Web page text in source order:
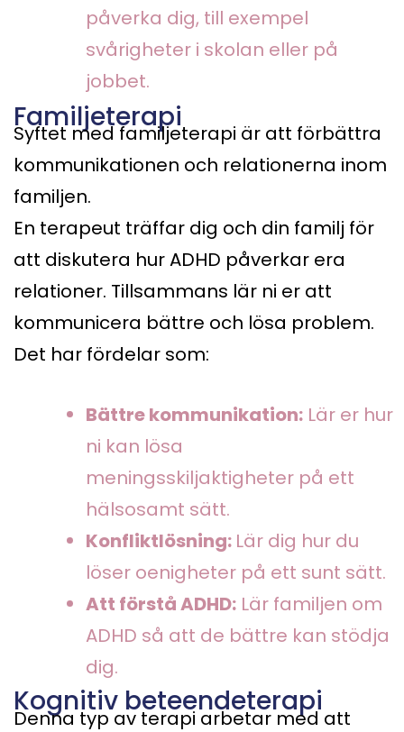
påverka dig, till exempel
svårigheter i skolan eller på
jobbet.
Familjeterapi
Syftet med familjeterapi är att förbättra
kommunikationen och relationerna inom
familjen.
En terapeut träffar dig och din familj för
att diskutera hur ADHD påverkar era
relationer. Tillsammans lär ni er att
kommunicera bättre och lösa problem.
Det har fördelar som:
Bättre kommunikation: Lär er hur
ni kan lösa
meningsskiljaktigheter på ett
hälsosamt sätt.
Konfliktlösning: Lär dig hur du
löser oenigheter på ett sunt sätt.
Att förstå ADHD: Lär familjen om
ADHD så att de bättre kan stödja
dig.
Kognitiv beteendeterapi
Denna typ av terapi arbetar med att